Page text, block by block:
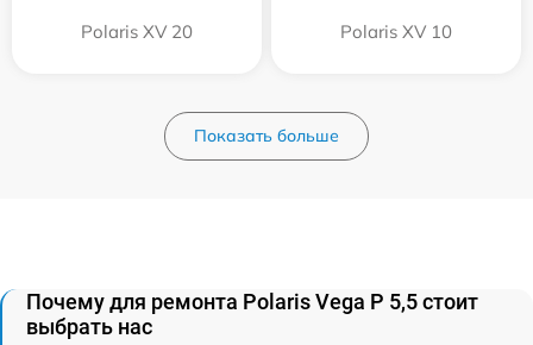
Polaris XV 20 Polaris XV 10
Показать больше
Почему для ремонта Polaris Vega P 5,5 стоит
выбрать нас